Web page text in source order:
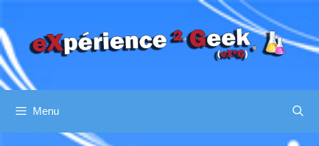
au
contenu
Menu